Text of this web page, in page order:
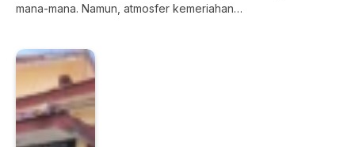
mana-mana. Namun, atmosfer kemeriahan…